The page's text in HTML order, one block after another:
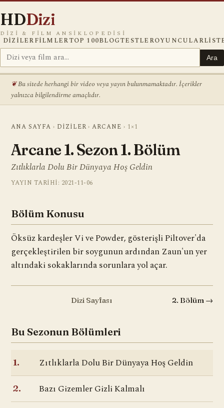
HDDizi
DIZI & FILM ANSIKLOPEDISI
DIZILERFILMLERTOP 100BLOGTESTLEROYUNCULAR
Ara
Bu sitede herhangi bir video veya yayın bulunmamaktadır. İçerikler
yalnızca bilgilendirme amaçlıdır.
ANA SAYFA › DIZILER ›ARCANE › 1×1
Arcane 1. Sezon 1. Bölüm
Zıtlıklarla Dolu Bir Dünyaya Hoş Geldin
YAYIN TARIHI: 2021-11-06
Bölüm Konusu
Öksüz kardeşler Vi ve Powder, gösterişli Piltover'da
gerçekleştirilen bir soygunun ardından Zaun'un yer
altındaki sokaklarında sorunlara yol açar.
Dizi Sayfası 2. Bölüm →
Bu Sezonun Bölümleri
1. Zıtlıklarla Dolu Bir Dünyaya Hoş Geldin
2. Bazı Gizemler Gizli Kalmalı